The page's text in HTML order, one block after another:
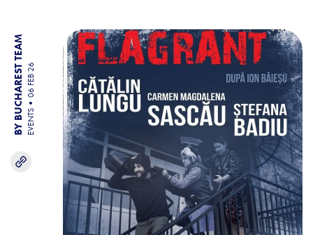
BY BUCHAREST TEAM EVENTS
06 FEB 26